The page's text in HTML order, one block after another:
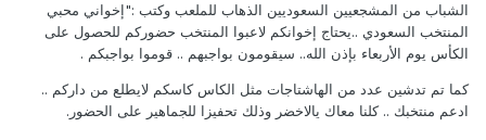
الشباب من المشجعيين السعوديين الذهاب للملعب وكتب :"إخواني محبي
المنتخب السعودي ..يحتاج إخوانكم لاعبوا المنتخب حضوركم للحصول على
الكأس يوم الأربعاء بإذن الله.. سيقومون بواجبهم .. قوموا بواجبكم .
كما تم تدشين عدد من الهاشتاجات مثل الكاس كاسكم لايطلع من داركم ..
ادعم منتخبك .. كلنا معاك يالاخضر وذلك تحفيزا للجماهير على الحضور.